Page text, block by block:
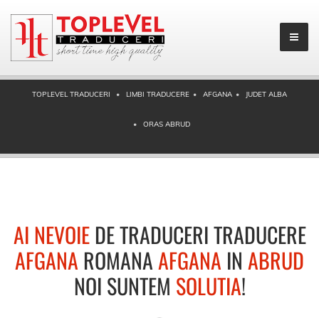
TOPLEVEL TRADUCERI LIMBI TRADUCERE AFGANA JUDET ALBA
ORAS ABRUD
AI NEVOIEDE TRADUCERI TRADUCERE
AFGANA ROMANAAFGANA IN ABRUD
NOI SUNTEM SOLUTIA!